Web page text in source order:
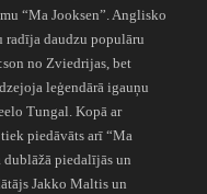
“Ma Jooksen”. Anglisko
radīja daudzu populāru
no Zviedrijas, bet
leģendārā igauņu
Tungal. Kopā ar
piedāvāts arī “Ma
piedalījās un
Jakko Maltis un